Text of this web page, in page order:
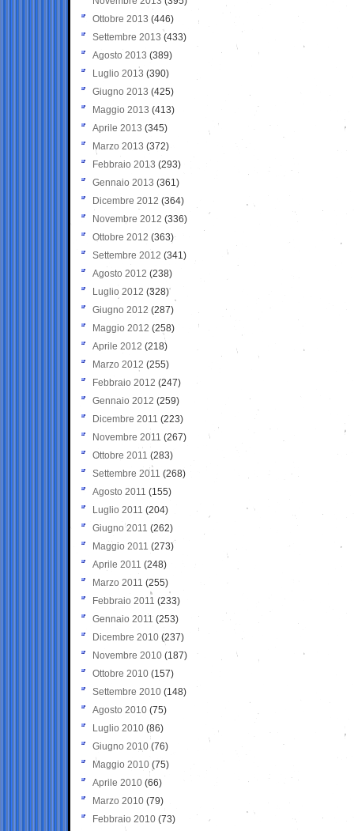
Ottobre 2013 (446)
Settembre 2013 (433)
Agosto 2013 (389)
Luglio 2013 (390)
Giugno 2013 (425)
Maggio 2013 (413)
Aprile 2013 (345)
Marzo 2013 (372)
Febbraio 2013 (293)
Gennaio 2013 (361)
Dicembre 2012 (364)
Novembre 2012 (336)
Ottobre 2012 (363)
Settembre 2012 (341)
Agosto 2012 (238)
Luglio 2012 (328)
Giugno 2012 (287)
Maggio 2012 (258)
Aprile 2012 (218)
Marzo 2012 (255)
Febbraio 2012 (247)
Gennaio 2012 (259)
Dicembre 2011 (223)
Novembre 2011 (267)
Ottobre 2011 (283)
Settembre 2011 (268)
Agosto 2011 (155)
Luglio 2011 (204)
Giugno 2011 (262)
Maggio 2011 (273)
Aprile 2011 (248)
Marzo 2011 (255)
Febbraio 2011 (233)
Gennaio 2011 (253)
Dicembre 2010 (237)
Novembre 2010 (187)
Ottobre 2010 (157)
Settembre 2010 (148)
Agosto 2010 (75)
Luglio 2010 (86)
Giugno 2010 (76)
Maggio 2010 (75)
Aprile 2010 (66)
Marzo 2010 (79)
Febbraio 2010 (73)